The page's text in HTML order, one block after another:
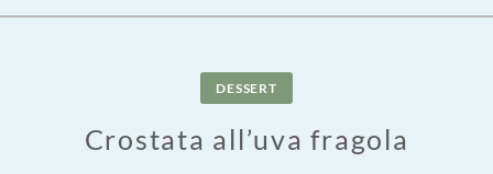
DESSERT
Crostata all’uva fragola